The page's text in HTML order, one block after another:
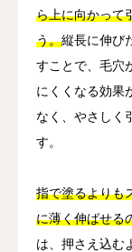
ら上に向かって
う。縦長に伸び
すことで、毛穴
にくくなる効果
なく、やさしく
す。
指で塗るよりも
に薄く伸ばせる
は、押さえ込む